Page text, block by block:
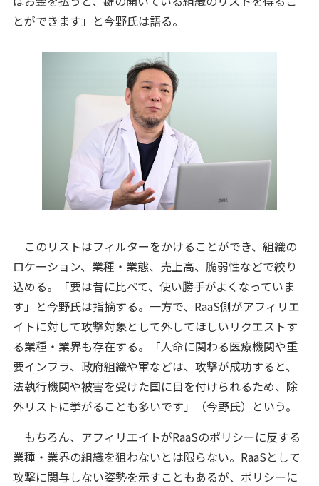
とができます」と今野氏は語る。
このリストはフィルターをかけることができ、組織の
ロケーション、業種・業態、売上高、脆弱性などで絞り
込める。「要は昔に比べて、使い勝手がよくなっていま
す」と今野氏は指摘する。一方で、RaaS側がアフィリエ
イトに対して攻撃対象として外してほしいリクエストす
る業種・業界も存在する。「人命に関わる医療機関や重
要インフラ、政府組織や軍などは、攻撃が成功すると、
法執行機関や被害を受けた国に目を付けられるため、除
外リストに挙がることも多いです」（今野氏）という。
もちろん、アフィリエイトがRaaSのポリシーに反する
業種・業界の組織を狙わないとは限らない。RaaSとして
攻撃に関与しない姿勢を示すこともあるが、ポリシーに